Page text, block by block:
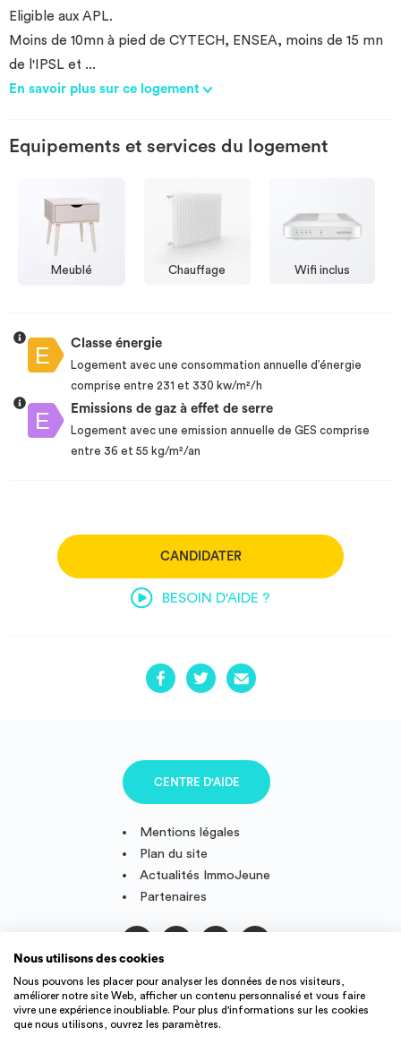
Eligible aux APL.
Moins de 10mn à pied de CYTECH, ENSEA, moins de 15 mn
de l'IPSL et ...
En savoir plus sur ce logement
Equipements et services du logement
Meublé Chauffage Wifi inclus
Classe énergie
Logement avec une consommation annuelle d’énergie
comprise entre 231 et 330 kw/m²/h
Emissions de gaz à effet de serre
Logement avec une emission annuelle de GES comprise
entre 36 et 55 kg/m²/an
CANDIDATER
BESOIN D'AIDE ?
Mentions légales
Plan du site
Actualités ImmoJeune
Partenaires
CENTRE D'AIDE
Suivez-nous
Nous utilisons des cookies
Nous pouvons les placer pour analyser les données de nos visiteurs,
améliorer notre site Web, afficher un contenu personnalisé et vous faire
vivre une expérience inoubliable. Pour plus d'informations sur les cookies
que nous utilisons, ouvrez les paramètres.